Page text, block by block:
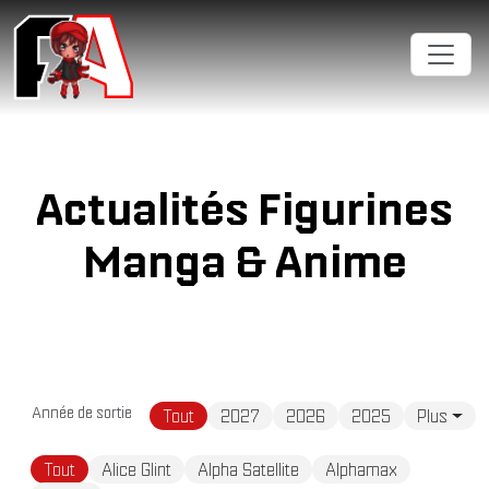
Actualités Figurines
Manga & Anime
Année de sortie Tout 2027 2026 2025 Plus
Tout Alice Glint Alpha Satellite
Alphamax
Cookies management panel